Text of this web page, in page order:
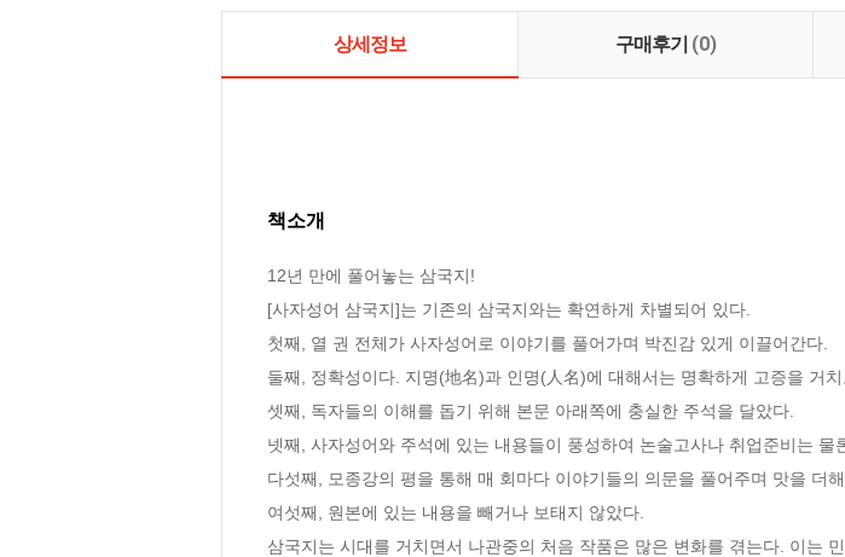
상세정보 구매후기 (0)
책소개
12년 만에 풀어놓는 삼국지!
[사자성어 삼국지]는 기존의 삼국지와는 확연하게 차별되어 있다.
첫째, 열 권 전체가 사자성어로 이야기를 풀어가며 박진감 있게 이끌어간다.
둘째, 정확성이다. 지명(地名)과 인명(人名)에 대해서는 명확하게 고증을 거
셋째, 독자들의 이해를 돕기 위해 본문 아래쪽에 충실한 주석을 달았다.
넷째, 사자성어와 주석에 있는 내용들이 풍성하여 논술고사나 취업준비는
다섯째, 모종강의 평을 통해 매 회마다 이야기들의 의문을 풀어주며 맛을 더해
여섯째, 원본에 있는 내용을 빼거나 보태지 않았다.
삼국지는 시대를 거치면서 나관중의 처음 작품은 많은 변화를 겪는다. 이는